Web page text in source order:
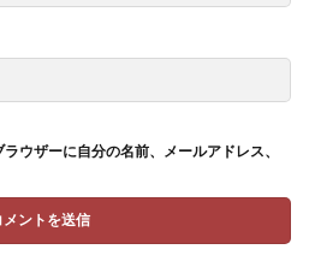
ウザーに自分の名前、メールアドレス、